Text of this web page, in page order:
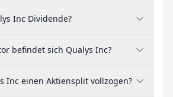
Inc Dividende?
befindet sich Qualys Inc?
Inc einen Aktiensplit vollzogen?